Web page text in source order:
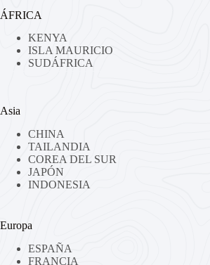
ÁFRICA
KENYA
ISLA MAURICIO
SUDÁFRICA
Asia
CHINA
TAILANDIA
COREA DEL SUR
JAPÓN
INDONESIA
Europa
ESPAÑA
FRANCIA